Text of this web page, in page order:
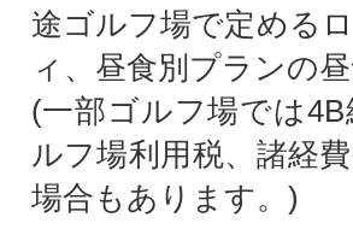
途ゴルフ場で定める
ィ、昼食別プランの
(一部ゴルフ場では
ルフ場利用税、諸経
場合もあります。)